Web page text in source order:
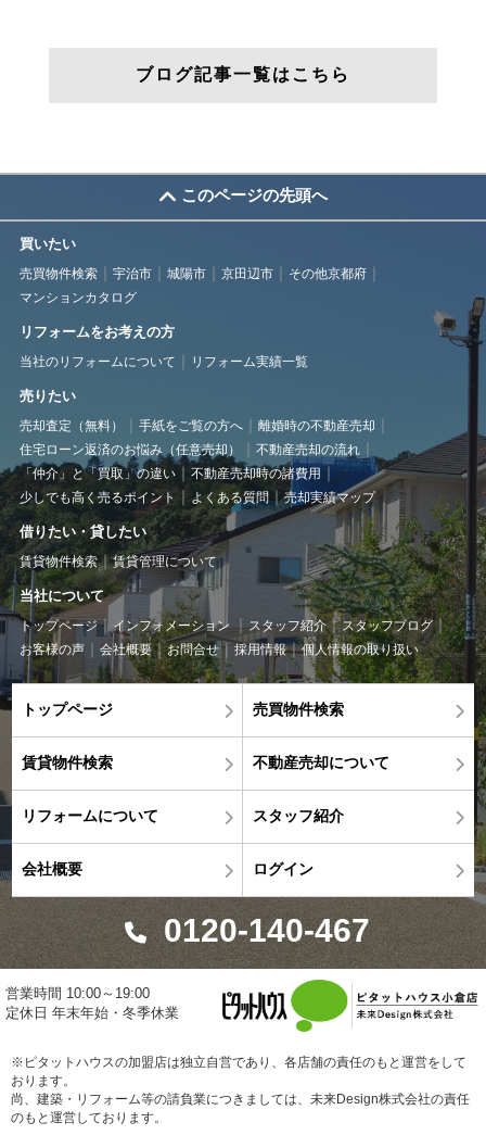
ブログ記事一覧はこちら
このページの先頭へ
買いたい
売買物件検索 宇治市 城陽市 京田辺市
その他京都府
マンションカタログ
リフォームをお考えの方
当社のリフォームについて リフォーム実績一覧
売りたい
売却査定（無料） 手紙をご覧の方へ
離婚時の不動産売却
住宅ローン返済のお悩み（任意売却）
不動産売却の流れ
「仲介」と「買取」の違い
不動産売却時の諸費用
少しでも高く売るポイント
よくある質問 売却実績マップ
借りたい・貸したい
賃貸物件検索 賃貸管理について
当社について
トップページ インフォメーション スタッフ紹介
スタッフブログ
お客様の声
会社概要 お問合せ 採用情報 個人情報の取り扱い
トップページ 売買物件検索
賃貸物件検索 不動産売却について
リフォームについて スタッフ紹介
会社概要 ログイン
0120-140-467
営業時間 10:00～19:00
定休日 年末年始・冬季休業
※ピタットハウスの加盟店は独立自営であり、各店舗の責任のもと運営をして
おります。
尚、建築・リフォーム等の請負業につきましては、未来Design株式会社の責任
のもと運営しております。